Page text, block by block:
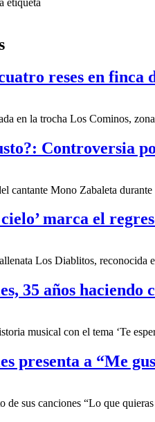
etiqueta
reses en
en la trocha Los Cominos,
Controversia
cantante Mono Zabaleta
cielo’ marca el
Los Diablitos, reconocida
35 años haciendo
musical con el tema ‘Te
presenta a “Me
de sus canciones “Lo que